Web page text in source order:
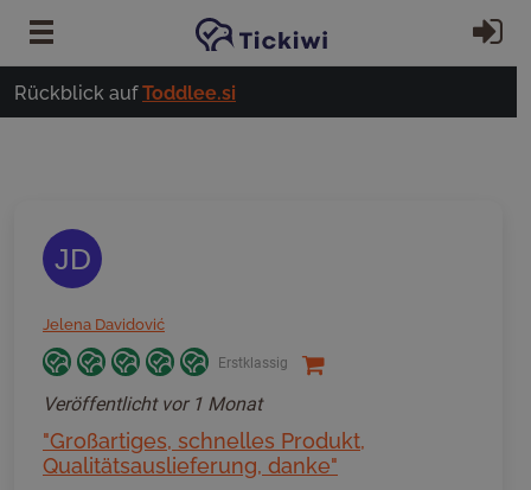
Zum Hauptinhalt springen
Rückblick aufToddlee.si
JD
Jelena Davidović
Erstklassig
Veröffentlicht vor 1 Monat
"Großartiges, schnelles Produkt,
Qualitätsauslieferung, danke"